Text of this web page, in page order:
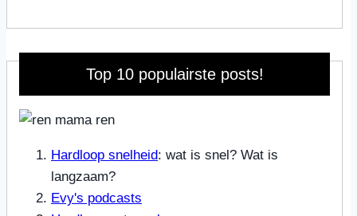
Top 10 populairste posts!
Hardloop snelheid: wat is snel? Wat is
langzaam?
Evy's podcasts